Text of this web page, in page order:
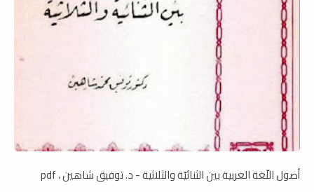
أصول اللّغة العربية بين الثنائيّة والثلاثية - د. توفيق شاهين ، pdf